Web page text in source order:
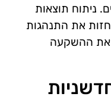
ניתוח תוצאות
את התנהגות
את ההשקעה